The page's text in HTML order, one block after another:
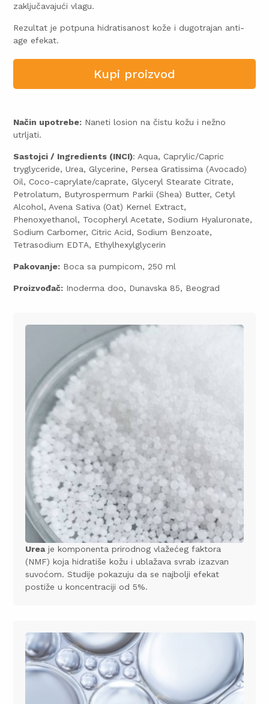
zaključavajući vlagu.
Rezultat jepotpuna hidratisanost kože i dugotrajan anti-
age efekat.
Kupi proizvod
Način upotrebe: Naneti losion na čistu kožu i nežno
utrljati.
Sastojci / Ingredients (INCI): Aqua, Caprylic/Capric
tryglyceride, Urea, Glycerine, Persea Gratissima (Avocado)
Oil, Coco-caprylate/caprate, Glyceryl Stearate Citrate,
Petrolatum, Butyrospermum Parkii (Shea) Butter, Cetyl
Alcohol, Avena Sativa (Oat) Kernel Extract,
Phenoxyethanol, Tocopheryl Acetate, Sodium Hyaluronate,
Sodium Carbomer, Citric Acid, Sodium Benzoate,
Tetrasodium EDTA, Ethylhexylglycerin
Pakovanje: Boca sa pumpicom, 250 ml
Proizvođač: Inoderma doo, Dunavska 85, Beograd
Ureaje komponenta prirodnog vlažećeg faktora
(NMF) koja hidratiše kožu i ublažava svrab izazvan
suvoćom. Studije pokazuju da se najbolji efekat
postiže u koncentraciji od 5%.